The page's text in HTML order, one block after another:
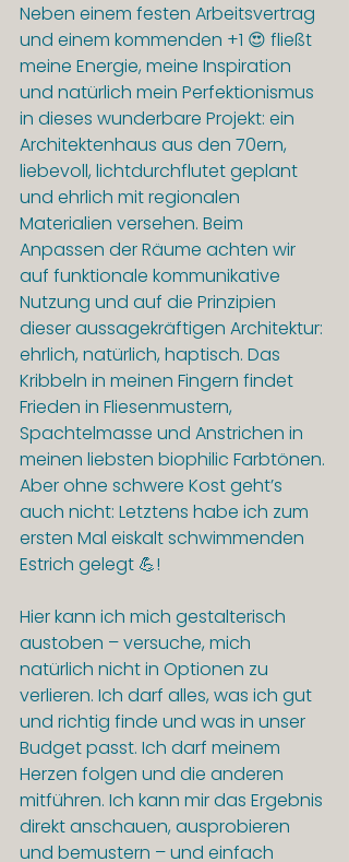
Neben einem festen Arbeitsvertrag
und einem kommenden +1 😍 fließt
meine Energie, meine Inspiration
und natürlich mein Perfektionismus
in dieses wunderbare Projekt: ein
Architektenhaus aus den 70ern,
liebevoll, lichtdurchflutet geplant
und ehrlich mit regionalen
Materialien versehen. Beim
Anpassen der Räume achten wir
auf funktionale kommunikative
Nutzung und auf die Prinzipien
dieser aussagekräftigen Architektur:
ehrlich, natürlich, haptisch. Das
Kribbeln in meinen Fingern findet
Frieden in Fliesenmustern,
Spachtelmasse und Anstrichen in
meinen liebsten biophilic Farbtönen.
Aber ohne schwere Kost geht’s
auch nicht: Letztens habe ich zum
ersten Mal eiskalt schwimmenden
Estrich gelegt 💪!
Hier kann ich mich gestalterisch
austoben – versuche, mich
natürlich nicht in Optionen zu
verlieren. Ich darf alles, was ich gut
und richtig finde und was in unser
Budget passt. Ich darf meinem
Herzen folgen und die anderen
mitführen. Ich kann mir das Ergebnis
direkt anschauen, ausprobieren
und bemustern – und einfach